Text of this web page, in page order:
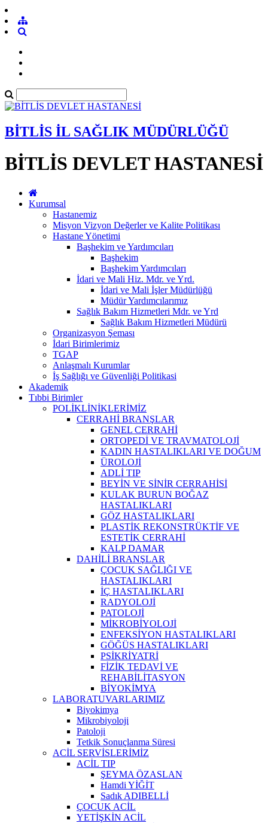
BİTLİS İL SAĞLIK MÜDÜRLÜĞÜ
BİTLİS DEVLET HASTANESİ
Kurumsal
Hastanemiz
Misyon Vizyon Değerler ve Kalite Politikası
Hastane Yönetimi
Başhekim ve Yardımcıları
Başhekim
Başhekim Yardımcıları
İdari ve Mali Hiz. Mdr. ve Yrd.
İdari ve Mali İşler Müdürlüğü
Müdür Yardımcılarımız
Sağlık Bakım Hizmetleri Mdr. ve Yrd
Sağlık Bakım Hizmetleri Müdürü
Organizasyon Şeması
İdari Birimlerimiz
TGAP
Anlaşmalı Kurumlar
İş Sağlığı ve Güvenliği Politikasi
Akademik
Tıbbi Birimler
POLİKLİNİKLERİMİZ
CERRAHİ BRANŞLAR
GENEL CERRAHİ
ORTOPEDİ VE TRAVMATOLOJİ
KADIN HASTALIKLARI VE DOĞUM
ÜROLOJİ
ADLİ TIP
BEYİN VE SİNİR CERRAHİSİ
KULAK BURUN BOĞAZ
HASTALIKLARI
GÖZ HASTALIKLARI
PLASTİK REKONSTRÜKTİF VE
ESTETİK CERRAHİ
KALP DAMAR
DAHİLİ BRANŞLAR
ÇOCUK SAĞLIĞI VE
HASTALIKLARI
İÇ HASTALIKLARI
RADYOLOJİ
PATOLOJİ
MİKROBİYOLOJİ
ENFEKSİYON HASTALIKLARI
GÖĞÜS HASTALIKLARI
PSİKRİYATRİ
FİZİK TEDAVİ VE
REHABİLİTASYON
BİYOKİMYA
LABORATUVARLARIMIZ
Biyokimya
Mikrobiyoloji
Patoloji
Tetkik Sonuçlanma Süresi
ACİL SERVİSLERİMİZ
ACİL TIP
ŞEYMA ÖZASLAN
Hamdi YİĞİT
Sadık ADIBELLİ
ÇOCUK ACİL
YETİŞKİN ACİL